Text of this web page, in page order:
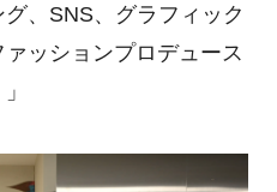
グ、SNS、グラフィック
ッションプロデュース